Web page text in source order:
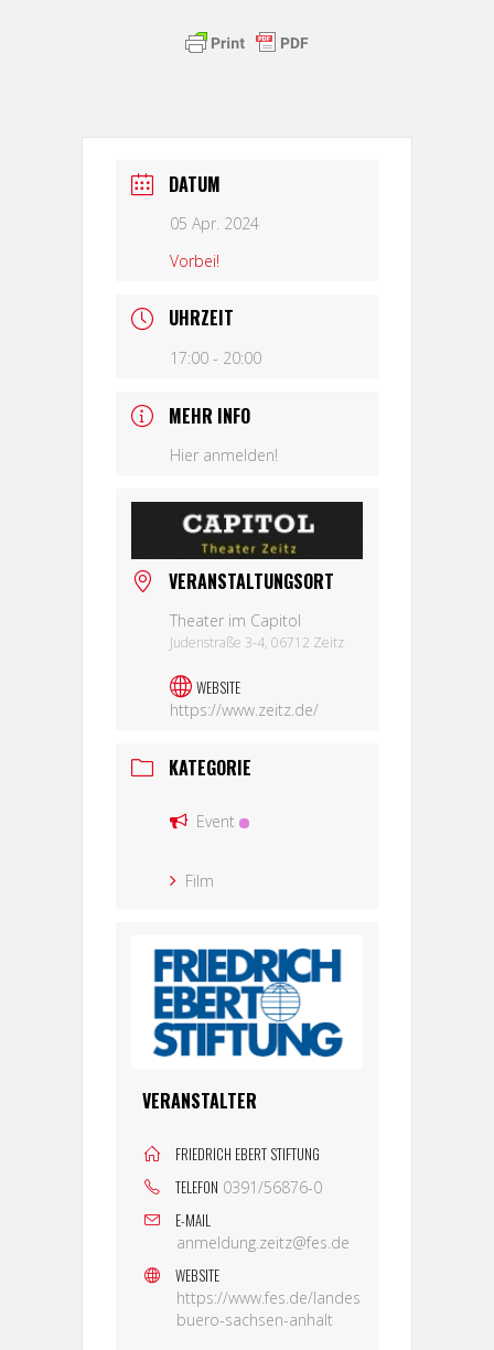
DATUM
05 Apr. 2024
Vorbei!
UHRZEIT
17:00 - 20:00
MEHR INFO
Hier anmelden!
VERANSTALTUNGSORT
Theater im Capitol
Judenstraße 3-4, 06712 Zeitz
WEBSITE
https://www.zeitz.de/
KATEGORIE
Event
Film
VERANSTALTER
FRIEDRICH EBERT STIFTUNG
TELEFON 0391/56876-0
E-MAIL
anmeldung.zeitz@fes.de
WEBSITE
https://www.fes.de/landes
buero-sachsen-anhalt